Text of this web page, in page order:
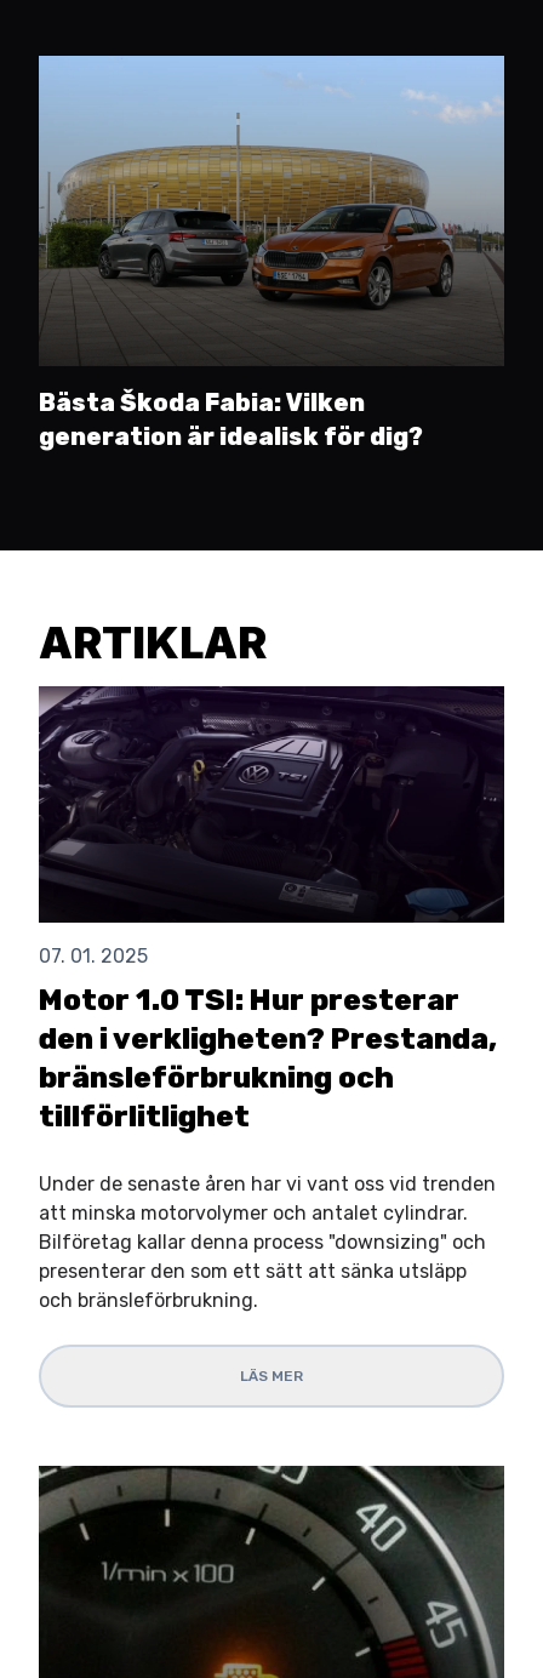
Bästa Škoda Fabia: Vilken
generation är idealisk för dig?
ARTIKLAR
07. 01. 2025
Motor 1.0 TSI: Hur presterar
den i verkligheten? Prestanda,
bränsleförbrukning och
tillförlitlighet
Under de senaste åren har vi vant oss vid trenden
att minska motorvolymer och antalet cylindrar.
Bilföretag kallar denna process "downsizing" och
presenterar den som ett sätt att sänka utsläpp
och bränsleförbrukning.
LÄS MER